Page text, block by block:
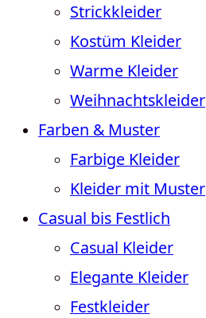
Strickkleider
Kostüm Kleider
Warme Kleider
Weihnachtskleider
Farben & Muster
Farbige Kleider
Kleider mit Muster
Casual bis Festlich
Casual Kleider
Elegante Kleider
Festkleider